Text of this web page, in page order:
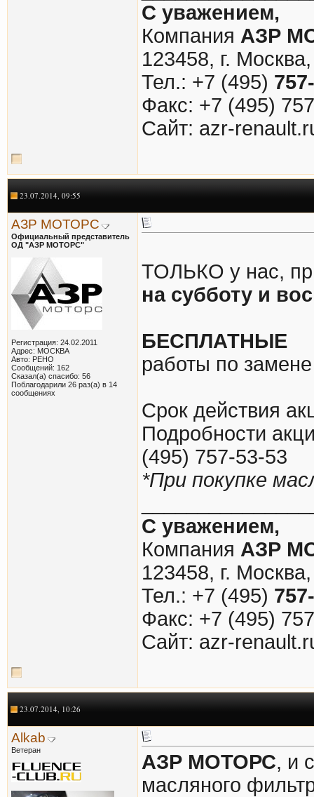
С уважением,
Компания АЗР
123458, г.
Тел.: +7 (495)
Факс: +7 (495)
Cайт: azr-
23.07.2014, 09:55
АЗР МОТОРС
Официальный представитель
ОД "АЗР МОТОРС"
Регистрация: 24.02.2011
Адрес: МОСКВА
Авто: РЕНО
Сообщений: 162
Сказал(а) спасибо: 56
Поблагодарили 26 раз(а) в 14
сообщениях
ТОЛЬКО у нас,
на субботу и
БЕСПЛАТНЫЕ
работы по
Срок действия
Подробности
(495) 757-53-53
*При покупке
С уважением,
Компания АЗР
123458, г.
Тел.: +7 (495)
Факс: +7 (495)
Cайт: azr-
23.07.2014, 10:26
Alkab
Ветеран
АЗР МОТОРС, и
масляного